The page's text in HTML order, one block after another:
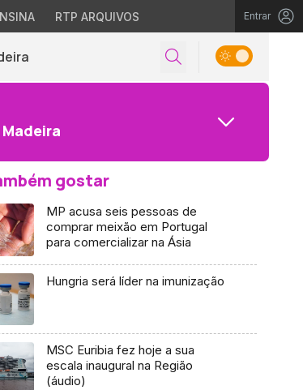
RTP ARQUIVOS Entrar
Madeira
gostar
MP acusa seis pessoas de
comprar meixão em Portugal
para comercializar na Ásia
Hungria será líder na imunização
MSC Euribia fez hoje a sua
escala inaugural na Região
(áudio)